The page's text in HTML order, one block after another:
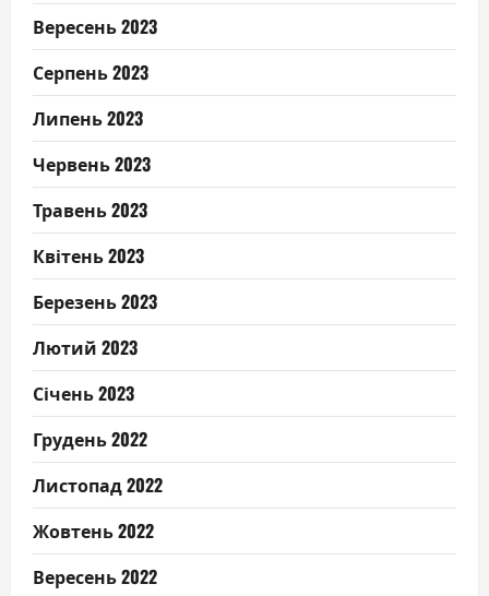
Вересень 2023
Серпень 2023
Липень 2023
Червень 2023
Травень 2023
Квітень 2023
Березень 2023
Лютий 2023
Січень 2023
Грудень 2022
Листопад 2022
Жовтень 2022
Вересень 2022